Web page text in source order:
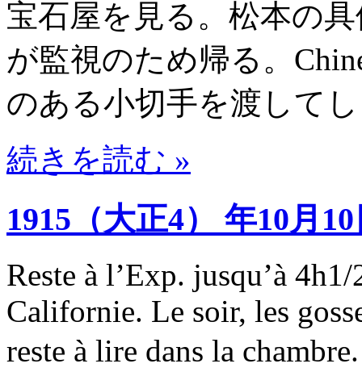
宝石屋を見る。松本の
が監視のため帰る。
のある小切手を渡して
続きを読む »
1915（大正4） 年10月
Reste à l’Exp. jusqu’à
Californie. Le soir, les
reste à lire dans la